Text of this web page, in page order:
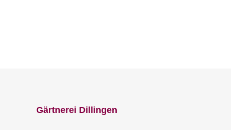
Gärtnerei Dillingen